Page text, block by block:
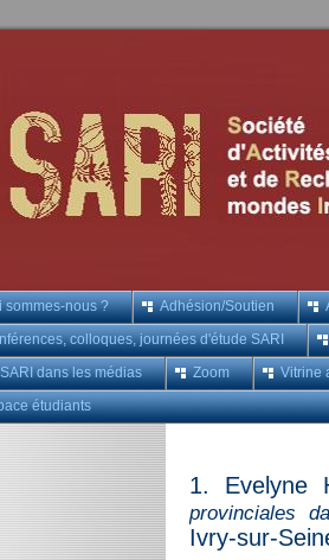
sommes-nous ? Adhésion/Soutien
colloques, journées d'étude SARI
dans les médias
Zoom
Vitrine
étudiants
1. Evelyne
provinciales
Ivry-sur-